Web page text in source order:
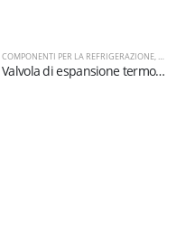
IN RAME
COMPONENTI PER LA REFRIGERAZIONE,VALVOLE
Valvola di espansione termostatica serie TE2 R449A – R448A